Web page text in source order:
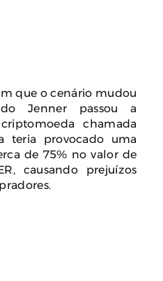
que o cenário mudou
Jenner passou a
chamada
teria provocado uma
de 75% no valor de
causando prejuízos